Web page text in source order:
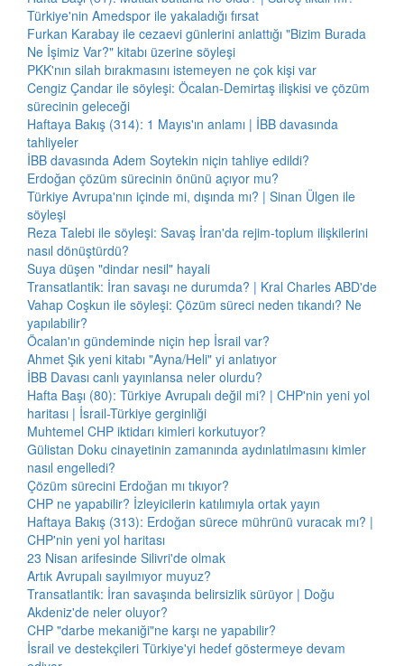
Türkiye'nin Amedspor ile yakaladığı fırsat
Furkan Karabay ile cezaevi günlerini anlattığı "Bizim Burada
Ne İşimiz Var?" kitabı üzerine söyleşi
PKK'nın silah bırakmasını istemeyen ne çok kişi var
Cengiz Çandar ile söyleşi: Öcalan-Demirtaş ilişkisi ve çözüm
sürecinin geleceği
Haftaya Bakış (314): 1 Mayıs'ın anlamı | İBB davasında
tahliyeler
İBB davasında Adem Soytekin niçin tahliye edildi?
Erdoğan çözüm sürecinin önünü açıyor mu?
Türkiye Avrupa'nın içinde mi, dışında mı? | Sinan Ülgen ile
söyleşi
Reza Talebi ile söyleşi: Savaş İran'da rejim-toplum ilişkilerini
nasıl dönüştürdü?
Suya düşen "dindar nesil" hayali
Transatlantik: İran savaşı ne durumda? | Kral Charles ABD'de
Vahap Coşkun ile söyleşi: Çözüm süreci neden tıkandı? Ne
yapılabilir?
Öcalan'ın gündeminde niçin hep İsrail var?
Ahmet Şık yeni kitabı "Ayna/Heli" yi anlatıyor
İBB Davası canlı yayınlansa neler olurdu?
Hafta Başı (80): Türkiye Avrupalı değil mi? | CHP'nin yeni yol
haritası | İsrail-Türkiye gerginliği
Muhtemel CHP iktidarı kimleri korkutuyor?
Gülistan Doku cinayetinin zamanında aydınlatılmasını kimler
nasıl engelledi?
Çözüm sürecini Erdoğan mı tıkıyor?
CHP ne yapabilir? İzleyicilerin katılımıyla ortak yayın
Haftaya Bakış (313): Erdoğan sürece mührünü vuracak mı? |
CHP'nin yeni yol haritası
23 Nisan arifesinde Silivri'de olmak
Artık Avrupalı sayılmıyor muyuz?
Transatlantik: İran savaşında belirsizlik sürüyor | Doğu
Akdeniz'de neler oluyor?
CHP "darbe mekaniği"ne karşı ne yapabilir?
İsrail ve destekçileri Türkiye'yi hedef göstermeye devam